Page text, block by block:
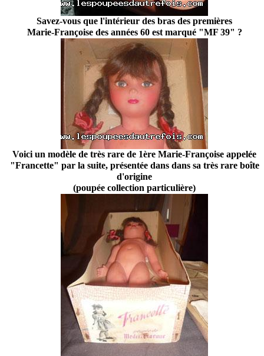
Savez-vous que l'intérieur des bras des premières
Marie-Françoise des années 60 est marqué "MF 39" ?
Voici un modèle de très rare de 1ère Marie-Françoise appelée
"Francette" par la suite, présentée dans dans sa très rare boîte
d'origine
(poupée collection particulière)